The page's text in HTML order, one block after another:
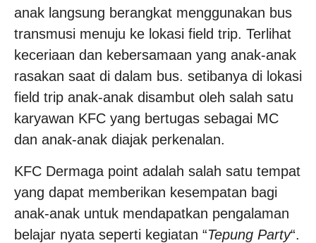
anak langsung berangkat menggunakan bus
transmusi menuju ke lokasi field trip. Terlihat
keceriaan dan kebersamaan yang anak-anak
rasakan saat di dalam bus. setibanya di lokasi
field trip anak-anak disambut oleh salah satu
karyawan KFC yang bertugas sebagai MC
dan anak-anak diajak perkenalan.
KFC Dermaga point adalah salah satu tempat
yang dapat memberikan kesempatan bagi
anak-anak untuk mendapatkan pengalaman
belajar nyata seperti kegiatan “Tepung Party“.